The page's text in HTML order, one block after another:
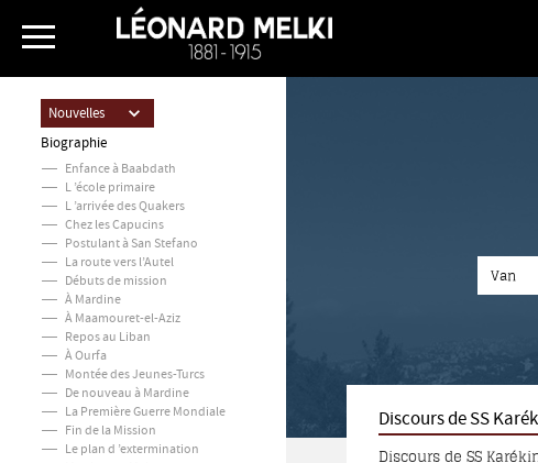
Nouvelles
Biographie
Enfance à Baabdath
L ’école primaire
L ’arrivée des Quakers
Chez les Capucins
Postulant à San Stefano
La route vers l’Autel
Débuts de mission
À Mardine
À Maamouret-el-Aziz
Repos au Liban
À Ourfa
Montée des Jeunes-Turcs
De nouveau à Mardine
La Première Guerre Mondiale
Fin de la Mission
Le plan d ’extermination
Discours de SS
Discours de SS